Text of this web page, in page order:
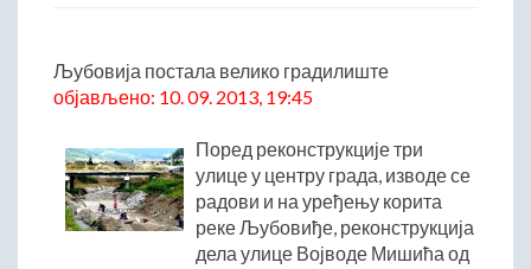
Занатство
Трговинa
Угоститељство и туризам
Комунална делатност
Љубовија постала велико градилиште
објављено: 10. 09. 2013, 19:45
Поред реконструкције три
улице у центру града, изводе се
радови и на уређењу корита
реке Љубовиђе, реконструкција
дела улице Војводе Мишића од